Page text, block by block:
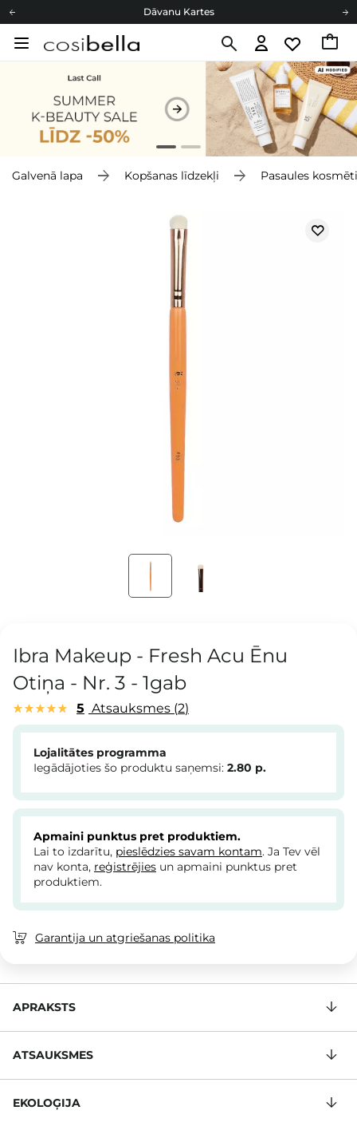
Dāvanu Kartes
Cosibella lojalitātes programma
Galvenā lapa Kopšanas līdzekļi Pasaules
Ibra Makeup - Fresh Acu Ēnu
Otiņa - Nr. 3 - 1gab
5 Atsauksmes 2
Lojalitātes programma
Iegādājoties šo produktu saņemsi: 2.80 p.
Apmaini punktus pret produktiem.
Lai to izdarītu, pieslēdzies savam kontam. Ja Tev vēl
nav konta, reģistrējies un apmaini punktus pret
produktiem.
Garantija un atgriešanas politika
APRAKSTS
ATSAUKSMES
EKOLOĢIJA